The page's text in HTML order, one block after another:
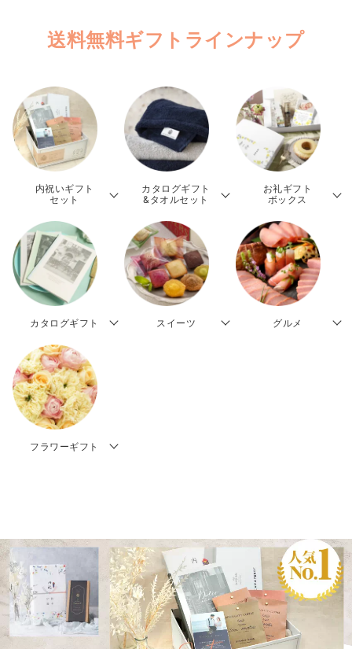
送料無料ギフトラインナップ
内祝いギフト
セット
カタログギフト
&タオルセット
お礼ギフト
ボックス
カタログギフト スイーツ グルメ
フラワーギフト